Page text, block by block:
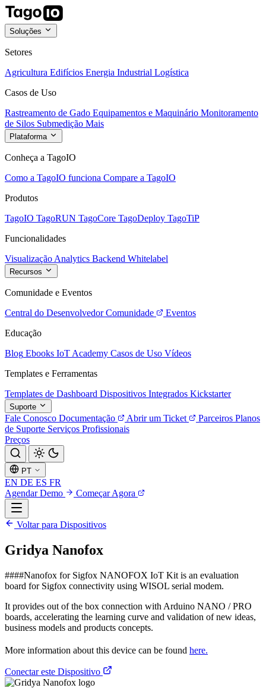
Soluções
Setores
Agricultura Edifícios Energia Industrial Logística
Casos de Uso
Rastreamento de Gado Equipamentos e Maquinário Monitoramento
de Silos Submedição Mais
Plataforma
Conheça a TagoIO
Como a TagoIO funciona Compare a TagoIO
Produtos
TagoIO TagoRUN TagoCore TagoDeploy TagoTiP
Funcionalidades
Visualização Analytics Backend Whitelabel
Recursos
Comunidade e Eventos
Central do Desenvolvedor Comunidade
Eventos
Educação
Blog Ebooks IoT Academy Casos de Uso Vídeos
Templates e Ferramentas
Templates de Dashboard Dispositivos Integrados Kickstarter
Suporte
Fale Conosco Documentação Abrir um Ticket Parceiros Planos
de Suporte Serviços Profissionais
Preços
PT
EN DE ES FR
Agendar Demo
Começar Agora
Voltar para Dispositivos
Gridya Nanofox
####Nanofox for Sigfox NANOFOX IoT Kit is an evaluation
board for Sigfox connectivity using WISOL serial modem.
It provides out of the box connection with Arduino NANO / PRO
boards, accelerating the learning curve and validation of new ideas,
business models and products concepts.
More information about this device can be found here.
Conectar este Dispositivo